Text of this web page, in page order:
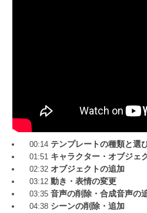
00:14テンプレートの種類と選
01:51 キャラクター・オブジェ
02:32オブジェクトの追加
03:12動き・表情の変更
03:35音声の削除・合成音声の
04:38シーンの削除・追加